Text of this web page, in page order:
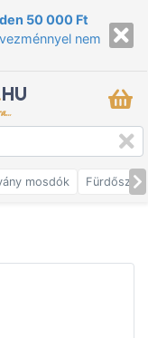
50 000 Ft
nem
HU
mosdók